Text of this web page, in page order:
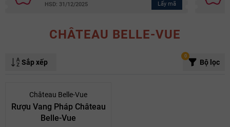
HSD: 31/12/2025 Lấy mã
CHÂTEAU BELLE-VUE
Sắp xếp Bộ lọc
0
Château Belle-Vue
Rượu Vang Pháp Château
Belle-Vue